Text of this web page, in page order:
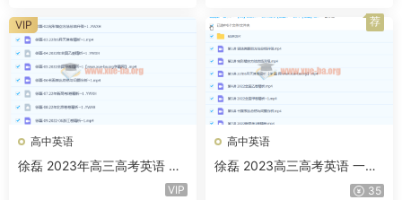
高中英语
徐磊 2023年高三高考英语 菁
英(复读)班 二三轮 百度云网盘
VIP
VIP
高中英语
徐磊 2023高三高考英语 一二
轮全年复习 暑秋寒春合集 百35
荐